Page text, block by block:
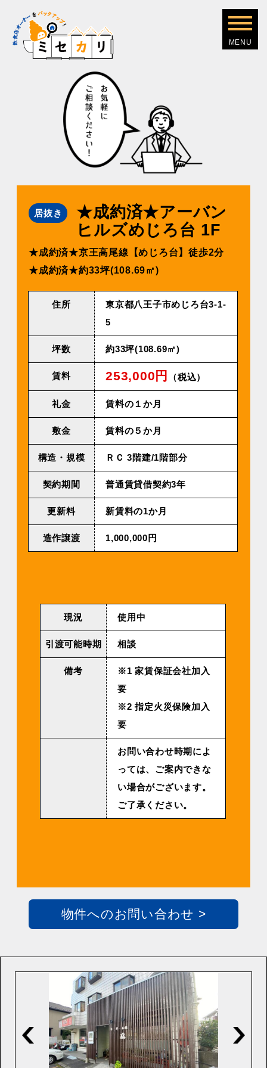
居抜き
★成約済★アーバン
ヒルズめじろ台 1F
★成約済★京王⾼尾線【めじろ台】徒歩2分
★成約済★約33坪(108.69㎡)
住所
東京都八王子市めじろ台3-1-
5
坪数 約33坪(108.69㎡)
賃料 253,000円 （税込）
礼金 賃料の１か月
敷金 賃料の５か月
構造・規模 ＲＣ 3階建/1階部分
契約期間 普通賃貸借契約3年
更新料 新賃料の1か月
造作譲渡 1,000,000円
現況 使用中
引渡可能時期 相談
備考
※1 家賃保証会社加入
要
※2 指定火災保険加入
要
お問い合わせ時期によ
っては、ご案内できな
い場合がございます。
ご了承ください。
物件へのお問い合わせ >